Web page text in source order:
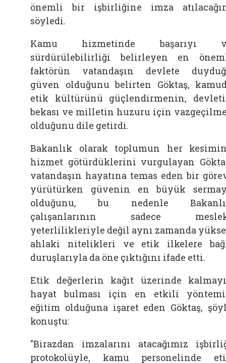
önemli bir işbirliğine imza
söyledi.
Kamu hizmetinde başarıyı
sürdürülebilirliği belirleyen en
faktörün vatandaşın devlete
güven olduğunu belirten Göktaş,
etik kültürünü güçlendirmenin,
bekası ve milletin huzuru için
olduğunu dile getirdi.
Bakanlık olarak toplumun her
hizmet götürdüklerini vurgulayan
vatandaşın hayatına temas eden bir
yürütürken güvenin en büyük
olduğunu, bu nedenle
çalışanlarının sadece
yeterlilikleriyle değil aynı zamanda
ahlaki nitelikleri ve etik ilkelere
duruşlarıyla da öne çıktığını ifade etti.
Etik değerlerin kağıt üzerinde
hayat bulması için en etkili
eğitim olduğuna işaret eden Göktaş,
konuştu:
"Birazdan imzalarını atacağımız
protokolüyle, kamu personelinde